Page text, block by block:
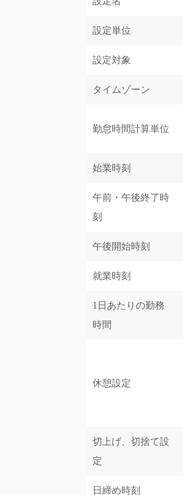
設定単位
設定対象
タイムゾーン
勤怠時間計算単位
始業時刻
午前・午後終了時
刻
午後開始時刻
就業時刻
1日あたりの勤務
時間
休憩設定
切上げ、切捨て設
定
日締め時刻